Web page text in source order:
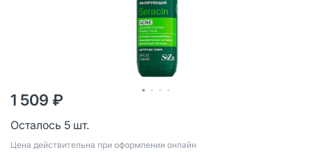
1 509 ₽
Осталось 5 шт.
Цена действительна при оформлении онлайн